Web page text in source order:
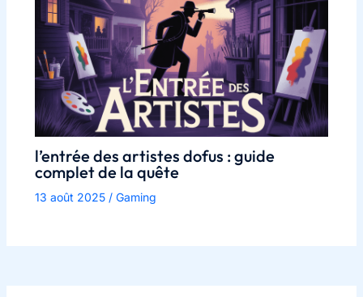
l’entrée des artistes dofus : guide
complet de la quête
13 août 2025 / Gaming